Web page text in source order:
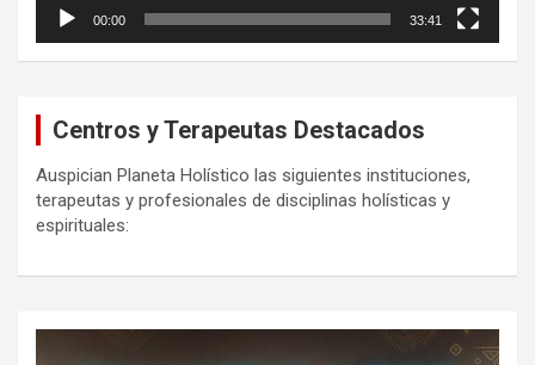
00:00 33:41
Centros y Terapeutas Destacados
Auspician Planeta Holístico las siguientes instituciones,
terapeutas y profesionales de disciplinas holísticas y
espirituales: